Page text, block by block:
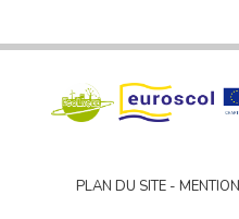
PLAN DU SITE